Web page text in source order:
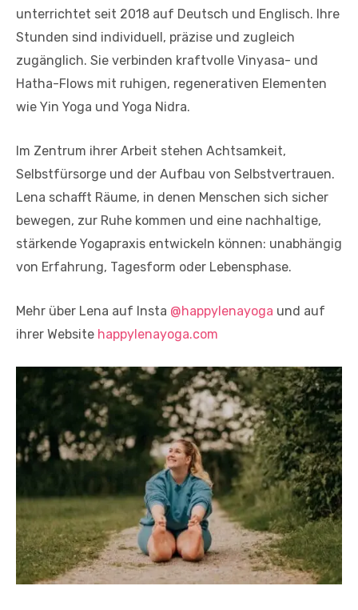
unterrichtet seit 2018 auf Deutsch und Englisch. Ihre
Stunden sind individuell, präzise und zugleich
zugänglich. Sie verbinden kraftvolle Vinyasa- und
Hatha-Flows mit ruhigen, regenerativen Elementen
wie Yin Yoga und Yoga Nidra.
Im Zentrum ihrer Arbeit stehen Achtsamkeit,
Selbstfürsorge und der Aufbau von Selbstvertrauen.
Lena schafft Räume, in denen Menschen sich sicher
bewegen, zur Ruhe kommen und eine nachhaltige,
stärkende Yogapraxis entwickeln können: unabhängig
von Erfahrung, Tagesform oder Lebensphase.
Mehr über Lena auf Insta @happylenayoga und auf
ihrer Website happylenayoga.com